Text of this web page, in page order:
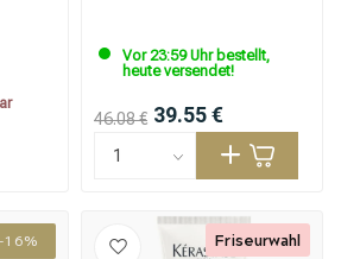
Vor 23:59 Uhr bestellt,
heute versendet!
46.08 € 39.55 €
-16% Friseurwahl